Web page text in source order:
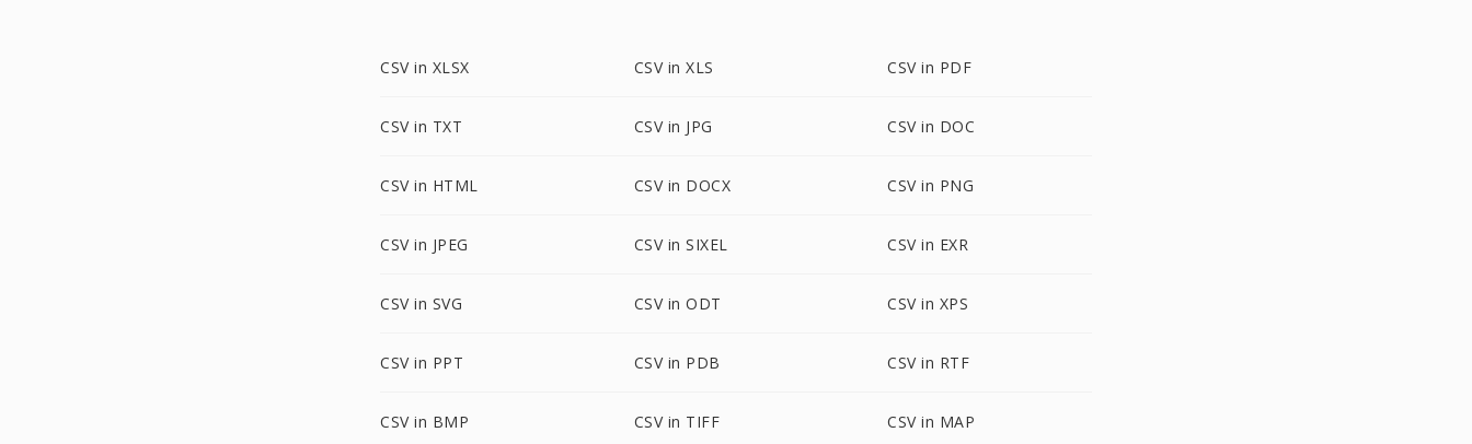
CSV in XLSX CSV in XLS CSV in PDF
CSV in TXT CSV in JPG CSV in DOC
CSV in HTML CSV in DOCX CSV in PNG
CSV in JPEG CSV in SIXEL CSV in EXR
CSV in SVG CSV in ODT CSV in XPS
CSV in PPT CSV in PDB CSV in RTF
CSV in BMP CSV in TIFF CSV in MAP